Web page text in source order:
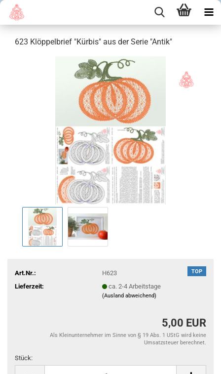
623 Klöppelbrief "Kürbis" aus der Serie "Antik"
TOP
Art.Nr.:
H623
Lieferzeit:
ca. 2-4 Arbeitstage
(Ausland abweichend)
5,00 EUR
Als Kleinunternehmer im Sinne von § 19 Abs. 1 UStG wird keine
Umsatzsteuer berechnet.
Stück: